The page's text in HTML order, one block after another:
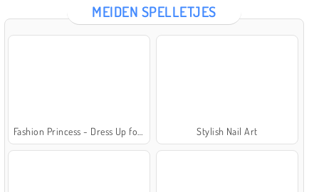
MEIDEN SPELLETJES
Stylish Nail Art